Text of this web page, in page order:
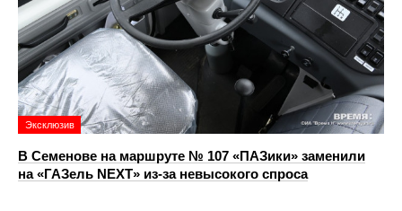
Эксклюзив
В Семенове на маршруте № 107 «ПАЗики» заменили
на «ГАЗель NEXT» из‑за невысокого спроса